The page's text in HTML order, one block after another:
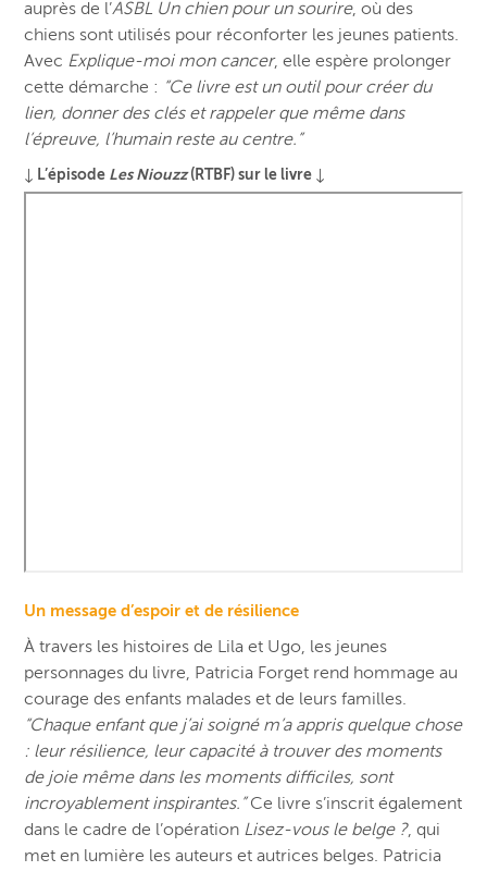
auprès de l’ASBL Un chien pour un sourire, où des
chiens sont utilisés pour réconforter les jeunes patients.
Avec Explique-moi mon cancer, elle espère prolonger
cette démarche : “Ce livre est un outil pour créer du
lien, donner des clés et rappeler que même dans
l’épreuve, l’humain reste au centre.”
↓ L’épisode Les Niouzz(RTBF) sur le livre ↓
Un message d’espoir et de résilience
À travers les histoires de Lila et Ugo, les jeunes
personnages du livre, Patricia Forget rend hommage au
courage des enfants malades et de leurs familles.
“Chaque enfant que j’ai soigné m’a appris quelque chose
: leur résilience, leur capacité à trouver des moments
de joie même dans les moments difficiles, sont
incroyablement inspirantes.”Ce livre s’inscrit également
dans le cadre de l’opération Lisez-vous le belge ?, qui
met en lumière les auteurs et autrices belges. Patricia